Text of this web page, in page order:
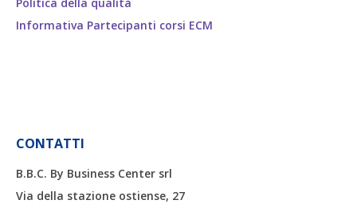
Informativa Partecipanti corsi ECM
CONTATTI
B.B.C. By Business Center srl
Via della stazione ostiense, 27